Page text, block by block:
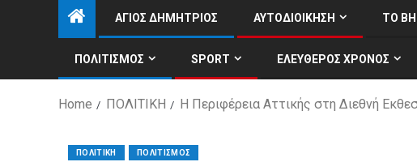
ΑΓΙΟΣ ΔΗΜΗΤΡΙΟΣ ΑΥΤΟΔΙΟΙΚΗΣΗ ΤΟ
ΠΟΛΙΤΙΣΜΟΣ SPORT ΕΛΕΥΘΕΡΟΣ ΧΡΟΝΟΣ
Home ΠΟΛΙΤΙΚΗ Η Περιφέρεια Αττικής στη Διεθνή
ΠΟΛΙΤΙΚΗ ΠΟΛΙΤΙΣΜΟΣ